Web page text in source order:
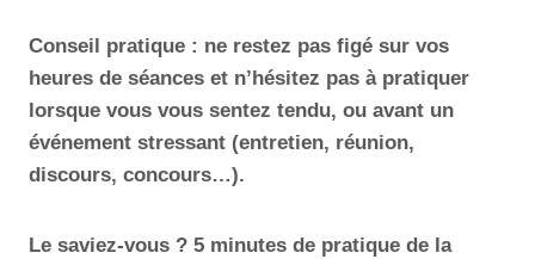
Conseil pratique : ne restez pas figé sur vos
heures de séances et n’hésitez pas à pratiquer
lorsque vous vous sentez tendu, ou avant un
événement stressant (entretien, réunion,
discours, concours…).
Le saviez-vous ? 5 minutes de pratique de la